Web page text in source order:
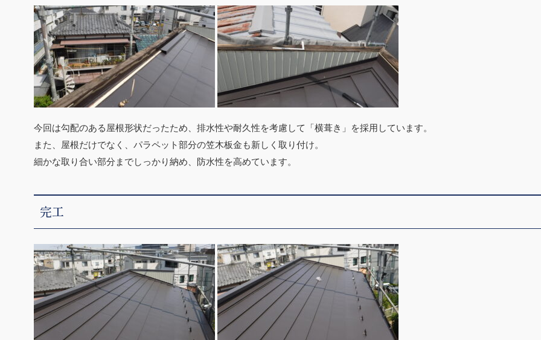
今回は勾配のある屋根形状だったため、排水性や耐久性を考慮して「横葺き」を採用しています。
また、屋根だけでなく、パラペット部分の笠木板金も新しく取り付け。
細かな取り合い部分までしっかり納め、防水性を高めています。
完工